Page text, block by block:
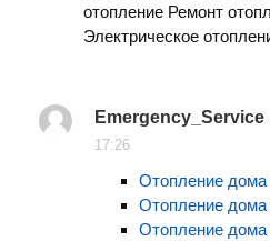
отопление Ремонт
Электрическое
Emergency_Service
17:26
Отопление дома
Отопление дома
Отопление дома